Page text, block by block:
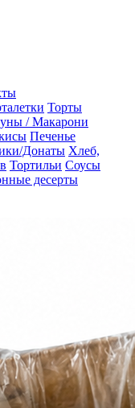
Торты
/ Макарони
Печенье
Донаты Хлеб,
Тортильи Соусы
десерты